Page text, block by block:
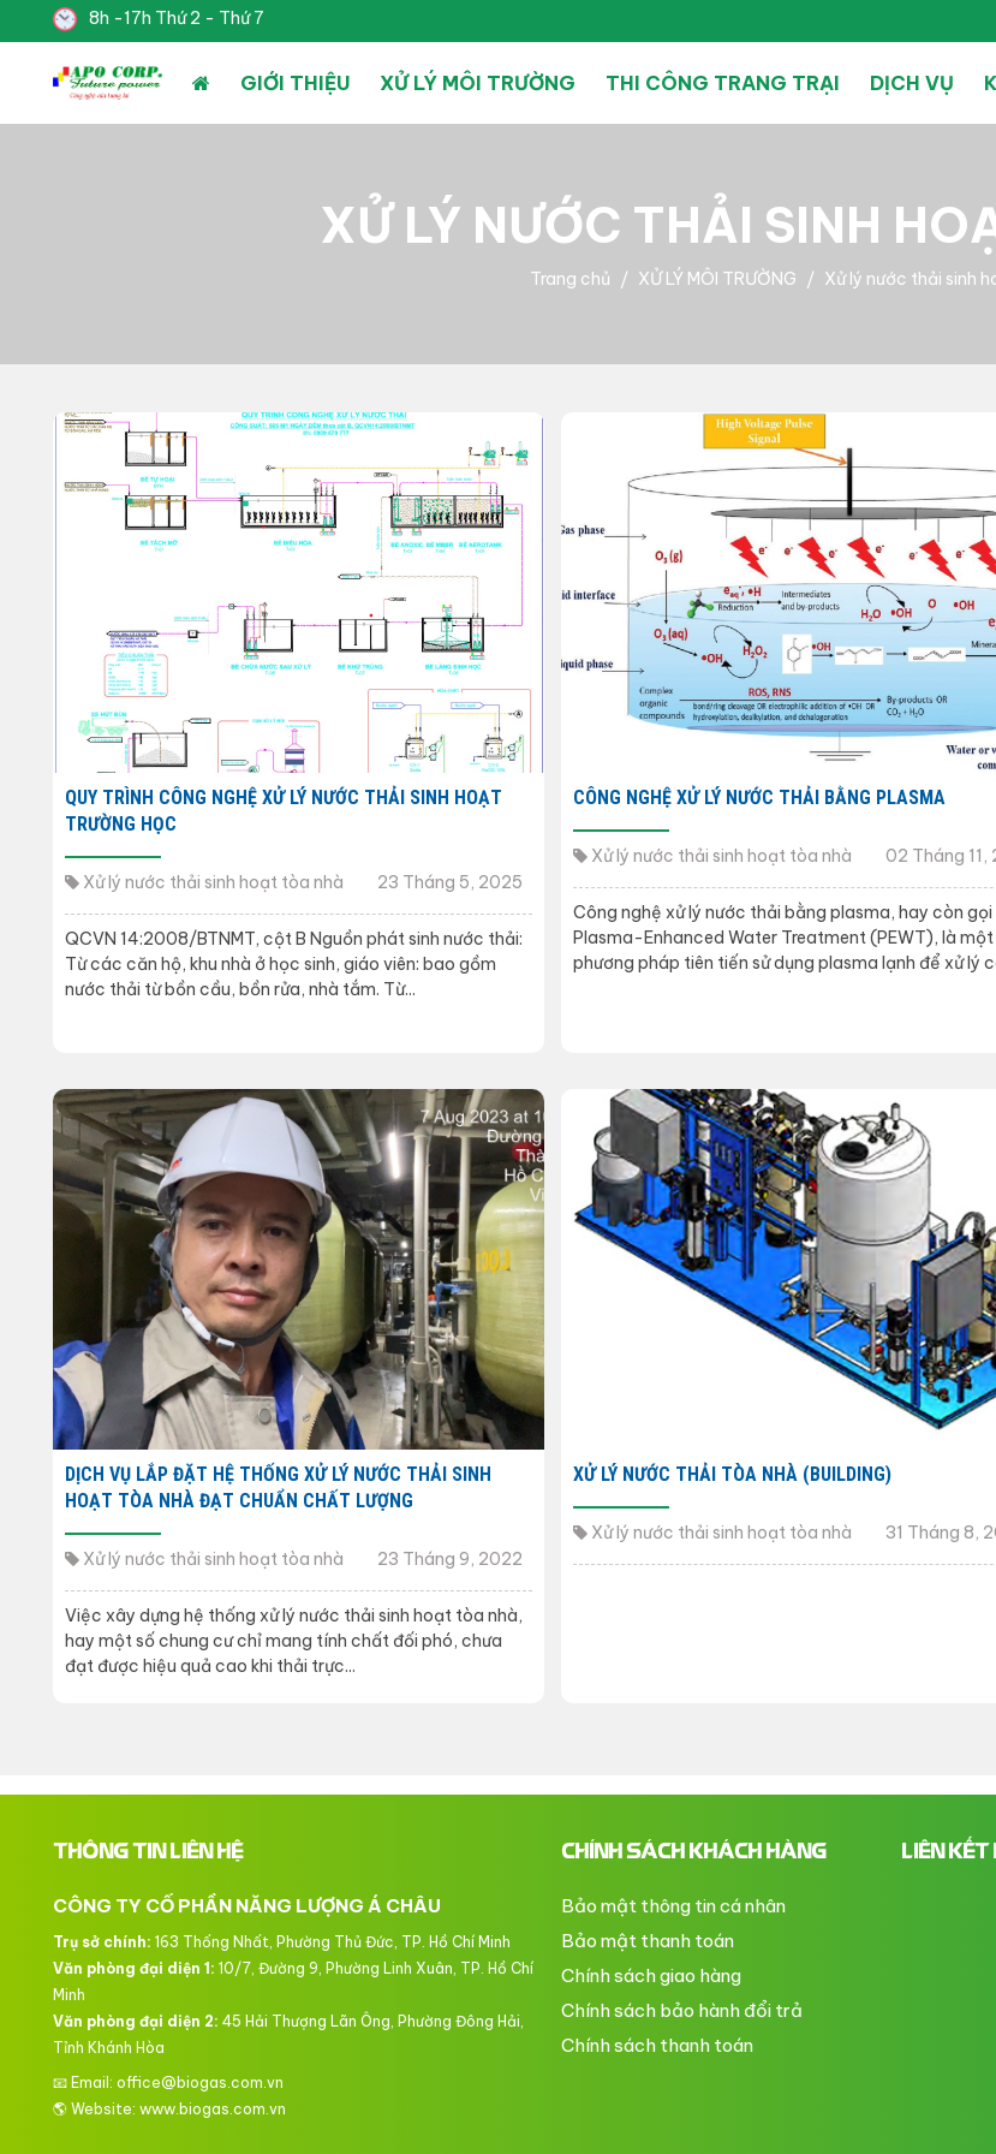
8h -17h Thứ 2 - Thứ 7
GIỚI THIỆU XỬ LÝ MÔI TRƯỜNG THI CÔNG TRANG TRẠI DỊCH VỤ
XỬ LÝ NƯỚC THẢI SINH
Trang chủ XỬ LÝ MÔI TRƯỜNG Xử lý nước thải sinh
QUY TRÌNH CÔNG NGHỆ XỬ LÝ NƯỚC THẢI SINH HOẠT
TRƯỜNG HỌC
Xử lý nước thải sinh hoạt tòa nhà 23 Tháng 5, 2025
QCVN 14:2008/BTNMT, cột B Nguồn phát sinh nước thải:
Từ các căn hộ, khu nhà ở học sinh, giáo viên: bao gồm
nước thải từ bồn cầu, bồn rửa, nhà tắm. Từ...
CÔNG NGHỆ XỬ LÝ NƯỚC THẢI BẰNG PLASMA
Xử lý nước thải sinh hoạt tòa nhà 02 Tháng 11,
Công nghệ xử lý nước thải bằng plasma, hay còn gọi
Plasma-Enhanced Water Treatment (PEWT), là một
phương pháp tiên tiến sử dụng plasma lạnh để xử lý
DỊCH VỤ LẮP ĐẶT HỆ THỐNG XỬ LÝ NƯỚC THẢI SINH
HOẠT TÒA NHÀ ĐẠT CHUẨN CHẤT LƯỢNG
Xử lý nước thải sinh hoạt tòa nhà 23 Tháng 9, 2022
Việc xây dựng hệ thống xử lý nước thải sinh hoạt tòa nhà,
hay một số chung cư chỉ mang tính chất đối phó, chưa
đạt được hiệu quả cao khi thải trực...
XỬ LÝ NƯỚC THẢI TÒA NHÀ (BUILDING)
Xử lý nước thải sinh hoạt tòa nhà 31 Tháng 8,
THÔNG TIN LIÊN HỆ
CÔNG TY CỔ PHẦN NĂNG LƯỢNG Á CHÂU
Trụ sở chính: 163 Thống Nhất, Phường Thủ Đức, TP. Hồ Chí Minh
Văn phòng đại diện 1: 10/7, Đường 9, Phường Linh Xuân, TP. Hồ Chí
Minh
Văn phòng đại diện 2: 45 Hải Thượng Lãn Ông, Phường Đông Hải,
Tỉnh Khánh Hòa
📧 Email: office@biogas.com.vn
🌎 Website: www.biogas.com.vn
CHÍNH SÁCH KHÁCH HÀNG
Bảo mật thông tin cá nhân
Bảo mật thanh toán
Chính sách giao hàng
Chính sách bảo hành đổi trả
Chính sách thanh toán
LIÊN